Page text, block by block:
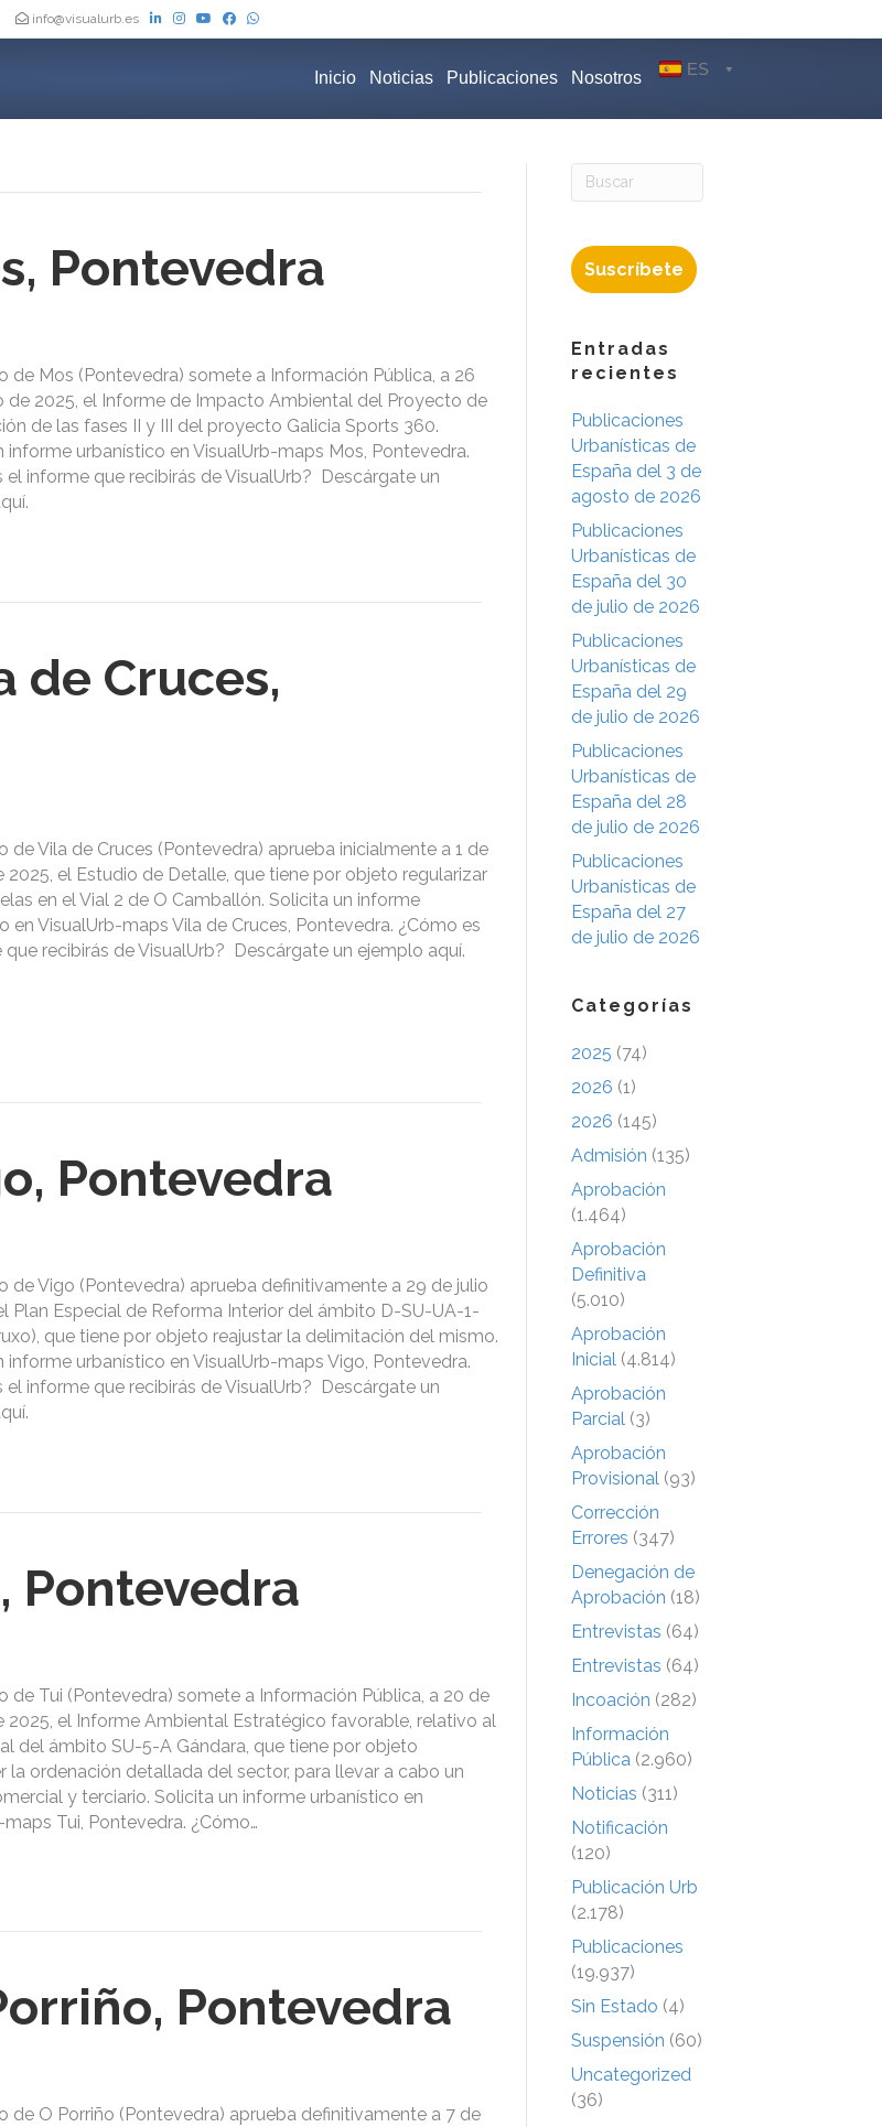
info@visualurb.es
Inicio Noticias Publicaciones Nosotros ES
Pontevedra
de Mos (Pontevedra) somete a Información Pública, a 26
de 2025, el Informe de Impacto Ambiental del Proyecto de
de las fases II y III del proyecto Galicia Sports 360.
informe urbanístico en VisualUrb-maps Mos, Pontevedra.
el informe que recibirás de VisualUrb? Descárgate un
de Cruces,
de Vila de Cruces (Pontevedra) aprueba inicialmente a 1 de
2025, el Estudio de Detalle, que tiene por objeto regularizar
en el Vial 2 de O Camballón. Solicita un informe
en VisualUrb-maps Vila de Cruces, Pontevedra. ¿Cómo es
que recibirás de VisualUrb? Descárgate un ejemplo aquí.
Pontevedra
de Vigo (Pontevedra) aprueba definitivamente a 29 de julio
Plan Especial de Reforma Interior del ámbito D-SU-UA-1-
que tiene por objeto reajustar la delimitación del mismo.
informe urbanístico en VisualUrb-maps Vigo, Pontevedra.
el informe que recibirás de VisualUrb? Descárgate un
Pontevedra
de Tui (Pontevedra) somete a Información Pública, a 20 de
2025, el Informe Ambiental Estratégico favorable, relativo al
del ámbito SU-5-A Gándara, que tiene por objeto
la ordenación detallada del sector, para llevar a cabo un
y terciario. Solicita un informe urbanístico en
Tui, Pontevedra. ¿Cómo…
Pontevedra
de O Porriño (Pontevedra) aprueba definitivamente a 7 de
Suscríbete
Entradas
recientes
Publicaciones
Urbanísticas de
España del 3 de
agosto de 2026
Publicaciones
Urbanísticas de
España del 30
de julio de 2026
Publicaciones
Urbanísticas de
España del 29
de julio de 2026
Publicaciones
Urbanísticas de
España del 28
de julio de 2026
Publicaciones
Urbanísticas de
España del 27
de julio de 2026
Categorías
2025 (74)
2026 (1)
2026 (145)
Admisión (135)
Aprobación
(1.464)
Aprobación
Definitiva
(5.010)
Aprobación
Inicial (4.814)
Aprobación
Parcial (3)
Aprobación
Provisional (93)
Corrección
Errores (347)
Denegación de
Aprobación (18)
Entrevistas (64)
Entrevistas (64)
Incoación (282)
Información
Pública (2.960)
Noticias (311)
Notificación
(120)
Publicación Urb
(2.178)
Publicaciones
(19.937)
Sin Estado (4)
Suspensión (60)
Uncategorized
(36)